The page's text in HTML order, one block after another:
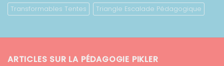
Transformables Tentes
Triangle Escalade Pédagogique
ARTICLES SUR LA PÉDAGOGIE PIKLER